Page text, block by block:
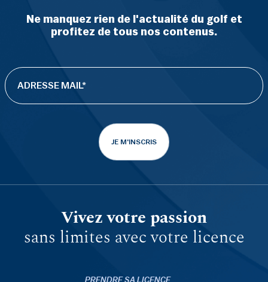
Ne manquez rien de l'actualité du golf et
profitez de tous nos contenus.
JE M'INSCRIS
Vivez votre passion
sans limites avec votre licence
PRENDRE SA LICENCE